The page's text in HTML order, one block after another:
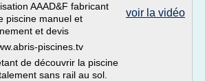
voir la vidéo
AAAD&F fabricant
piscine manuel et
et devis
piscines.tv
de découvrir la piscine
sans rail au sol.